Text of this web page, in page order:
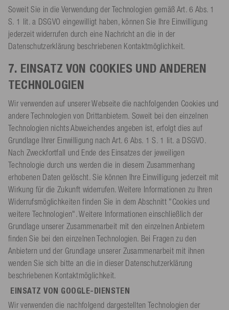
Soweit Sie in die Verwendung der Technologien gemäß Art. 6 Abs. 1
S. 1 lit. a DSGVO eingewilligt haben, können Sie Ihre Einwilligung
jederzeit widerrufen durch eine Nachricht an die in der
Datenschutzerklärung beschriebenen Kontaktmöglichkeit.
7. EINSATZ VON COOKIES UND ANDEREN
TECHNOLOGIEN
Wir verwenden auf unserer Webseite die nachfolgenden Cookies und
andere Technologien von Drittanbietern. Soweit bei den einzelnen
Technologien nichts Abweichendes angeben ist, erfolgt dies auf
Grundlage Ihrer Einwilligung nach Art. 6 Abs. 1 S. 1 lit. a DSGVO.
Nach Zweckfortfall und Ende des Einsatzes der jeweiligen
Technologie durch uns werden die in diesem Zusammenhang
erhobenen Daten gelöscht. Sie können Ihre Einwilligung jederzeit mit
Wirkung für die Zukunft widerrufen. Weitere Informationen zu Ihren
Widerrufsmöglichkeiten finden Sie in dem Abschnitt "Cookies und
weitere Technologien". Weitere Informationen einschließlich der
Grundlage unserer Zusammenarbeit mit den einzelnen Anbietern
finden Sie bei den einzelnen Technologien. Bei Fragen zu den
Anbietern und der Grundlage unserer Zusammenarbeit mit ihnen
wenden Sie sich bitte an die in dieser Datenschutzerklärung
beschriebenen Kontaktmöglichkeit.
EINSATZ VON GOOGLE-DIENSTEN
Wir verwenden die nachfolgend dargestellten Technologien der